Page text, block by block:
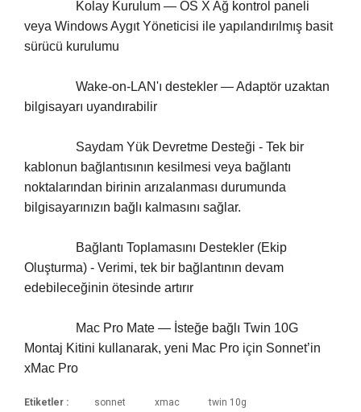
veya Windows Aygıt Yöneticisi ile yapılandırılmış basit
sürücü kurulumu
bilgisayarı uyandırabilir
kablonun bağlantısının kesilmesi veya bağlantı
noktalarından birinin arızalanması durumunda
bilgisayarınızın bağlı kalmasını sağlar.
Oluşturma) - Verimi, tek bir bağlantının devam
edebileceğinin ötesinde artırır
Montaj Kitini kullanarak, yeni Mac Pro için Sonnet’in
xMac Pro
Etiketler : sonnet xmac
twin 10g